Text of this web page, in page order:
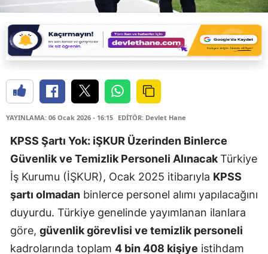
YAYINLAMA: 06 Ocak 2026 - 16:15 EDİTÖR: Devlet Hane
KPSS Şartı Yok: iŞKUR Üzerinden Binlerce
Güvenlik ve Temizlik Personeli AlınacakTürkiye
İş Kurumu (İŞKUR), Ocak 2025 itibarıyla KPSS
şartı olmadan binlerce personel alımı yapılacağını
duyurdu. Türkiye genelinde yayımlanan ilanlara
göre, güvenlik görevlisi ve temizlik personeli
kadrolarında toplam 4 bin 408 kişiye istihdam